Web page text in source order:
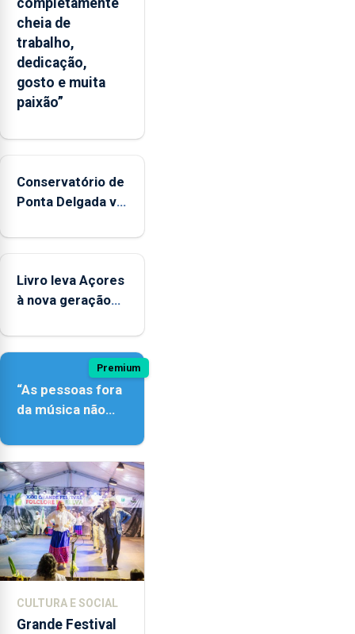
cheia de
trabalho,
dedicação,
gosto e muita
paixão”
Conservatório de
Ponta Delgada vai
novos
Livro leva Açores
à nova geração
Premium
“As pessoas fora
da música não
quão difícil é
produzir uma
música”
CULTURA E SOCIAL
Grande Festival